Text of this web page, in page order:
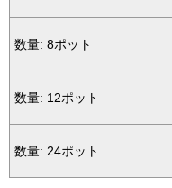
数量: 8ポット
数量: 12ポット
数量: 24ポット